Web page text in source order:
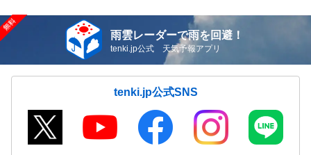
雨雲レーダーで雨を回避！
tenki.jp公式 天気予報アプリ
tenki.jp公式SNS